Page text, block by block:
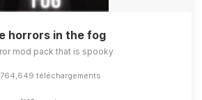
horrors in the fog
mod pack that is spooky
téléchargements